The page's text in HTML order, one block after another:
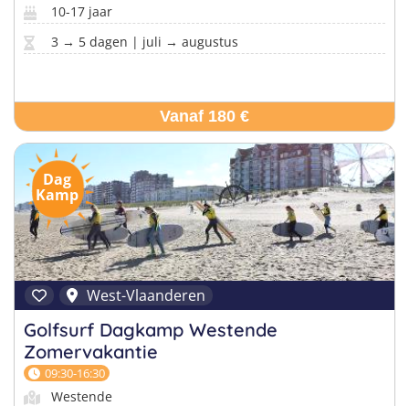
10-17 jaar
3 → 5 dagen | juli → augustus
Vanaf 180 €
Dag
Kamp
West-Vlaanderen
Golfsurf Dagkamp Westende
Zomervakantie
09:30-16:30
Westende